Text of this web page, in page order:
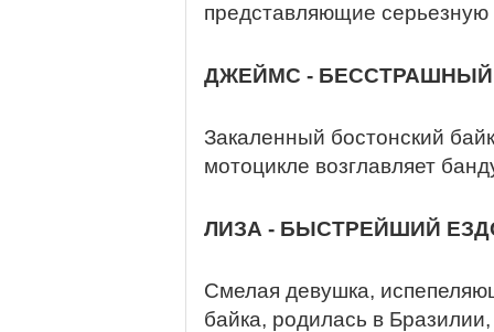
представляющие серьезную
ДЖЕЙМС - БЕССТРАШНЫЙ
Закаленный бостонский
мотоцикле возглавляет
ЛИЗА - БЫСТРЕЙШИЙ
Смелая девушка,
байка, родилась в